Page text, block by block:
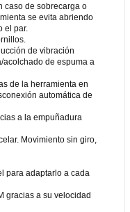
caso de sobrecarga o
se evita abriendo
el par.
de vibración
de espuma a
de la herramienta en
automática de
a la empuñadura
Movimiento sin giro,
para adaptarlo a cada
gracias a su velocidad